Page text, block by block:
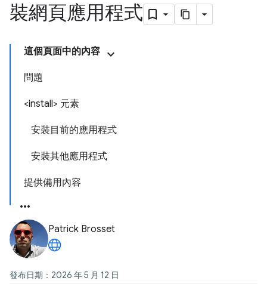
裝網頁應用程式
這個頁面中的內容
問題
<install> 元素
安裝目前的應用程式
安裝其他應用程式
提供備用內容
Patrick Brosset
發布日期：2026 年 5 月 12 日